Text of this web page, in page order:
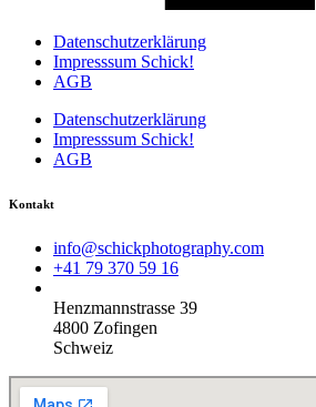
Datenschutzerklärung
Impresssum Schick!
AGB
Datenschutzerklärung
Impresssum Schick!
AGB
Kontakt
info@schickphotography.com
+41 79 370 59 16
Henzmannstrasse 39
4800 Zofingen
Schweiz